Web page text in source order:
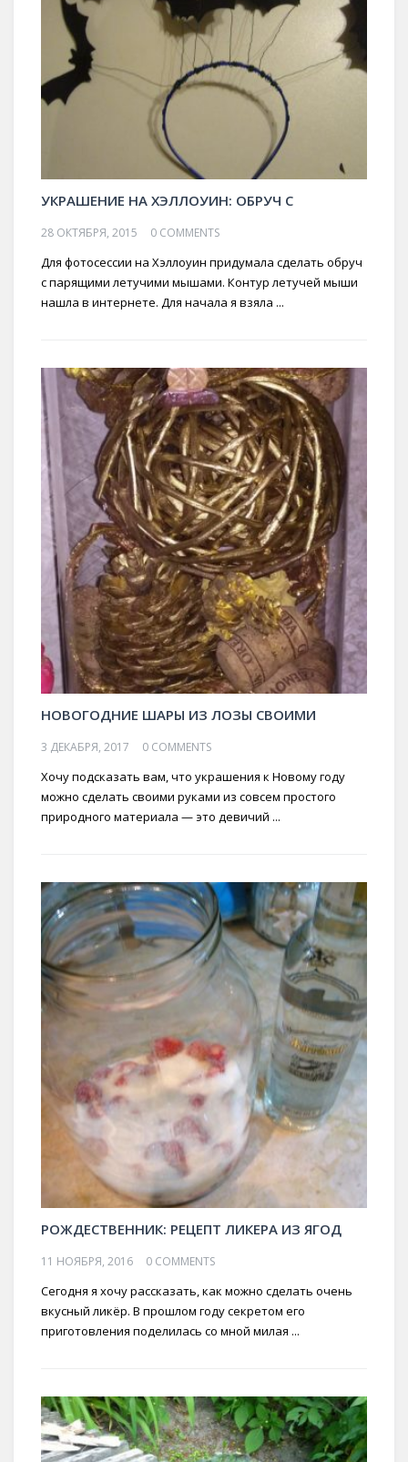
УКРАШЕНИЕ НА ХЭЛЛОУИН: ОБРУЧ С
28 ОКТЯБРЯ, 2015 0 COMMENTS
Для фотосессии на Хэллоуин придумала сделать обруч
с парящими летучими мышами. Контур летучей мыши
нашла в интернете. Для начала я взяла ...
НОВОГОДНИЕ ШАРЫ ИЗ ЛОЗЫ СВОИМИ
3 ДЕКАБРЯ, 2017 0 COMMENTS
Хочу подсказать вам, что украшения к Новому году
можно сделать своими руками из совсем простого
природного материала — это девичий ...
РОЖДЕСТВЕННИК: РЕЦЕПТ ЛИКЕРА ИЗ ЯГОД
11 НОЯБРЯ, 2016 0 COMMENTS
Сегодня я хочу рассказать, как можно сделать очень
вкусный ликёр. В прошлом году секретом его
приготовления поделилась со мной милая ...